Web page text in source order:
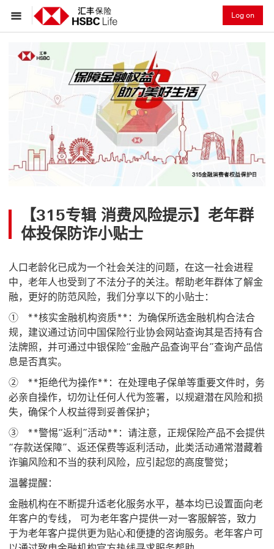
Log on
【315专辑 消费风险提示】老年群
体投保防诈小贴士
人口老龄化已成为一个社会关注的问题，在这一社会进程
中，老年人也受到了不法分子的关注。帮助老年群体了解金
融，更好的防范风险，我们分享以下的小贴士：
① **核实金融机构资质**：为确保所选金融机构合法合
规，建议通过访问中国保险行业协会网站查询其是否持有合
法牌照，并可通过中银保险“金融产品查询平台”查询产品信
息是否真实。
② **拒绝代为操作**：在处理电子保单等重要文件时，务
必亲自操作，切勿让任何人代为签署，以规避潜在风险和损
失，确保个人权益得到妥善保护；
③ **警惕“返利”活动**：请注意，正规保险产品不会提供
“存款送保障”、返还保费等返利活动，此类活动通常潜藏着
诈骗风险和不当的获利风险，应引起您的高度警觉；
温馨提醒：
金融机构在不断提升适老化服务水平，基本均已设置面向老
年客户的专线， 可为老年客户提供一对一客服解答，致力
于为老年客户提供更为贴心和便捷的咨询服务。老年客户可